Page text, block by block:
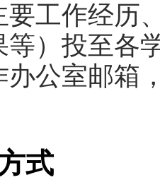
要工作经历
等）投至各
办公室邮箱
式